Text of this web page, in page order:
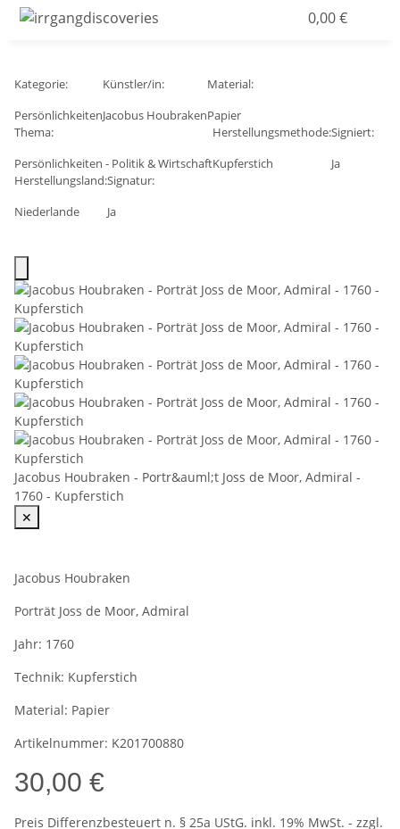
0,00 €
Kategorie:
Persönlichkeiten
Künstler/in:
Jacobus Houbraken
Material:
Papier
Thema:
Persönlichkeiten - Politik & Wirtschaft
Herstellungsmethode:
Kupferstich
Signiert:
Ja
Herstellungsland:
Niederlande
Signatur:
Ja
Jacobus Houbraken - Portr&auml;t Joss de Moor, Admiral -
1760 - Kupferstich
✕
Jacobus Houbraken
Porträt Joss de Moor, Admiral
Jahr: 1760
Technik: Kupferstich
Material: Papier
Artikelnummer: K201700880
30,00 €
Preis Differenzbesteuert n. § 25a UStG. inkl. 19% MwSt. - zzgl.